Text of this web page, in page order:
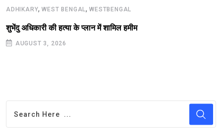
ADHIKARY,WEST BENGAL,WESTBENGAL
शुभेंदु अधिकारी की हत्या के प्लान में शामिल हमीम
AUGUST 3, 2026